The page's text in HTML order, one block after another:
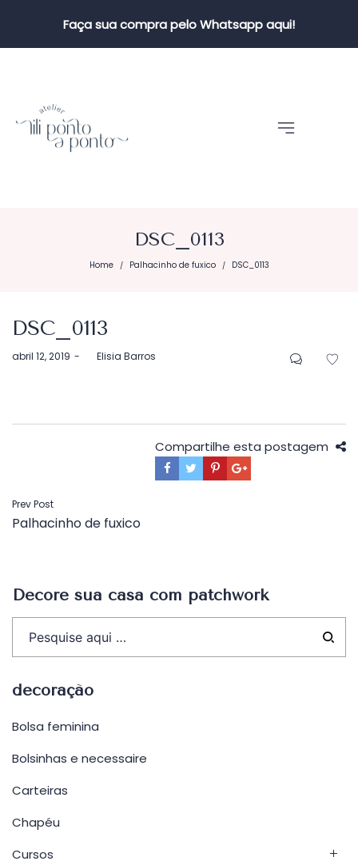
Faça sua compra pelo Whatsapp aqui!
DSC_0113
Home / Palhacinho de fuxico / DSC_0113
DSC_0113
Postado
abril 12, 2019 byElisia Barros
Compartilhe esta postagem
Navegação
de
Prev Post
Palhacinho de fuxico
Decore sua casa com patchwork
decoração
Bolsa feminina
Bolsinhas e necessaire
Carteiras
Chapéu
Cursos